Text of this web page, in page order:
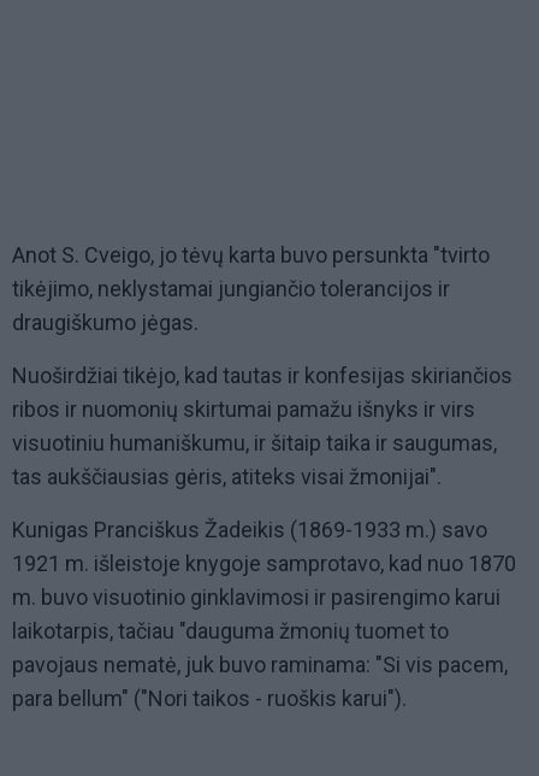
Anot S. Cveigo, jo tėvų karta buvo persunkta "tvirto
tikėjimo, neklystamai jungiančio tolerancijos ir
draugiškumo jėgas.
Nuoširdžiai tikėjo, kad tautas ir konfesijas skiriančios
ribos ir nuomonių skirtumai pamažu išnyks ir virs
visuotiniu humaniškumu, ir šitaip taika ir saugumas,
tas aukščiausias gėris, atiteks visai žmonijai".
Kunigas Pranciškus Žadeikis (1869-1933 m.) savo
1921 m. išleistoje knygoje samprotavo, kad nuo 1870
m. buvo visuotinio ginklavimosi ir pasirengimo karui
laikotarpis, tačiau "dauguma žmonių tuomet to
pavojaus nematė, juk buvo raminama: "Si vis pacem,
para bellum" ("Nori taikos - ruoškis karui").